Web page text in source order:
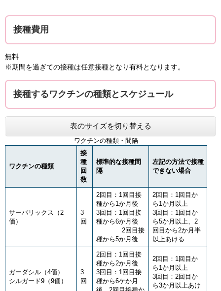
接種費用
無料
※期間を過ぎての接種は任意接種となり有料となります。
接種するワクチンの種類とスケジュール
表のサイズを切り替える
ワクチンの種類・間隔
ワクチンの種類
接
種
回
数
標準的な接種間
隔
左記の方法で接種
できない場合
サーバリックス（2
価）
3
回
2回目：1回目接
種から1か月後
3回目：1回目接
種から6か月後
2回目接
種から5か月後
2回目：1回目か
ら1か月以上
3回目：1回目か
ら5か月以上、2
回目から2か月半
以上あける
ガーダシル（4価）
シルガード9（9価）
3
回
2回目：1回目接
種から2か月後
3回目：1回目接
種から6ケか月
2回目：1回目か
ら1か月以上
3回目：2回目か
ら3か月以上あけ